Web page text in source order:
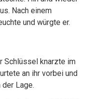
Nach einem
und würgte er.
Schlüssel knarzte im
an ihr vorbei und
Lage.